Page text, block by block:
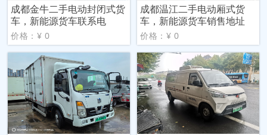
成都金牛二手电动封闭式货
车，新能源货车联系电
价格：¥ 0
成都温江二手电动厢式货
车，新能源货车销售地址
价格：¥ 0